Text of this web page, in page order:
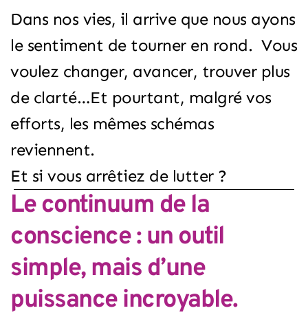
Dans nos vies, il arrive que nous ayons
le sentiment de tourner en rond. Vous
voulez changer, avancer, trouver plus
de clarté…Et pourtant, malgré vos
efforts, les mêmes schémas
reviennent.
Et si vous arrêtiez de lutter ?
Le continuum de la
conscience : un outil
simple, mais d’une
puissance incroyable.